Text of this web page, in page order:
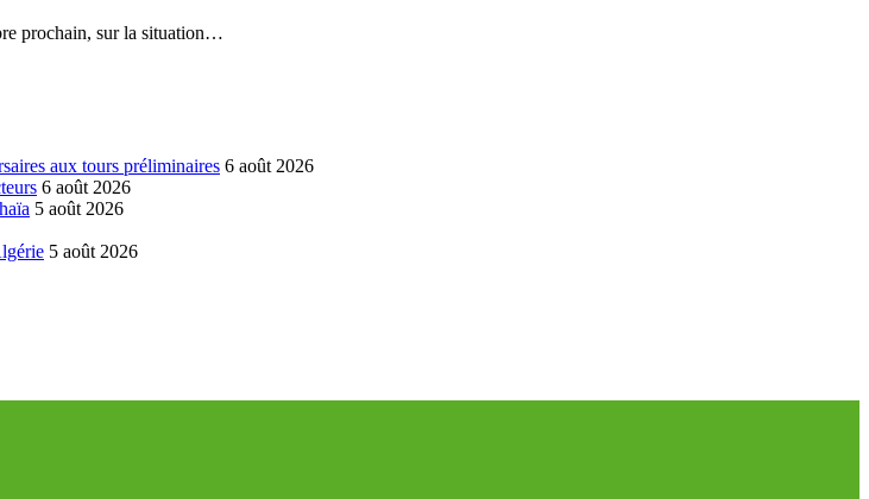
prochain, sur la situation…
aux tours préliminaires 6 août 2026
6 août 2026
5 août 2026
5 août 2026